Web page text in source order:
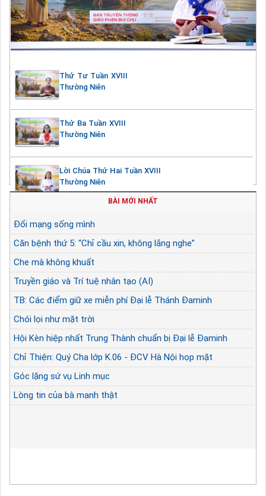
Thứ Tư Tuần XVIII
Thường Niên
Thứ Ba Tuần XVIII
Thường Niên
Lời Chúa Thứ Hai Tuần XVIII
Thường Niên
BÀI MỚI NHẤT
Đổi mạng sống mình
Căn bệnh thứ 5: “Chỉ cầu xin, không lắng nghe”
Che mà không khuất
Truyền giáo và Trí tuệ nhân tạo (AI)
TB: Các điểm giữ xe miễn phí Đại lễ Thánh Đaminh
Chói lọi như mặt trời
Hội Kèn hiệp nhất Trung Thành chuẩn bị Đại lễ Đaminh
Chỉ Thiện: Quý Cha lớp K.06 - ĐCV Hà Nội họp mặt
Góc lặng sứ vụ Linh mục
Lòng tin của bà mạnh thật